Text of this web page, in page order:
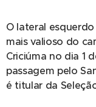
O lateral
mais valioso do
Criciúma no dia 1
passagem pelo
é titular da